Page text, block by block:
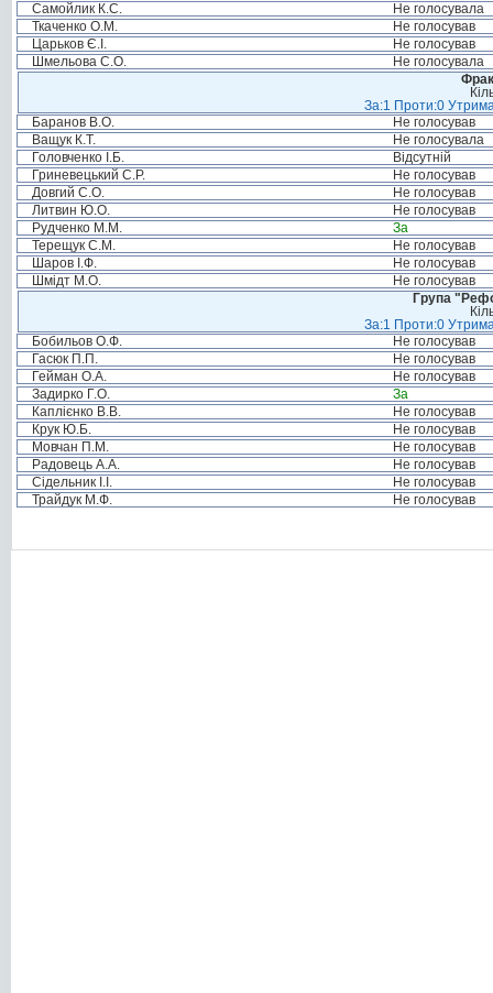
Самойлик К.С.
Не голосувала
Ткаченко О.М.
Не голосував
Царьков Є.І.
Не голосував
Шмельова С.О.
Не голосувала
За:1 Проти:0
Баранов В.О.
Не голосував
Ващук К.Т.
Не голосувала
Головченко І.Б.
Відсутній
Гриневецький С.Р.
Не голосував
Довгий С.О.
Не голосував
Литвин Ю.О.
Не голосував
Рудченко М.М.
За
Терещук С.М.
Не голосував
Шаров І.Ф.
Не голосував
Шмідт М.О.
Не голосував
Група
За:1 Проти:0
Бобильов О.Ф.
Не голосував
Гасюк П.П.
Не голосував
Гейман О.А.
Не голосував
Задирко Г.О.
За
Каплієнко В.В.
Не голосував
Крук Ю.Б.
Не голосував
Мовчан П.М.
Не голосував
Радовець А.А.
Не голосував
Сідельник І.І.
Не голосував
Трайдук М.Ф.
Не голосував